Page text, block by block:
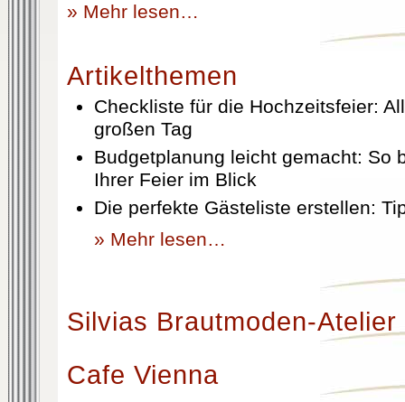
» Mehr lesen…
Artikelthemen
Checkliste für die Hochzeitsfeier:
großen Tag
Budgetplanung leicht gemacht: So
Ihrer Feier im Blick
Die perfekte Gästeliste erstellen:
» Mehr lesen…
Silvias Brautmoden-Atelier
Cafe Vienna